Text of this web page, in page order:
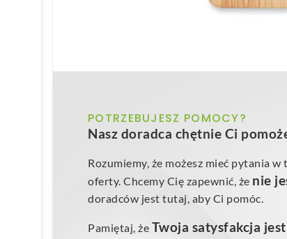
POTRZEBUJESZ POMOCY?
Nasz doradca chętnie Ci
Rozumiemy, że możesz mieć pytania
oferty. Chcemy Cię zapewnić, że nie
doradców jest tutaj, aby Ci pomóc.
Pamiętaj, że Twoja satysfakcja